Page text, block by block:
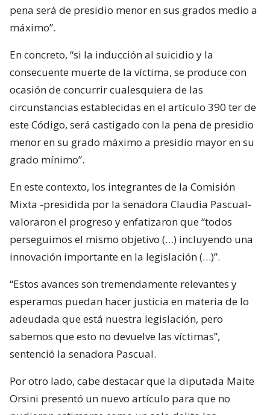
pena será de presidio menor en sus grados medio a
máximo”.
En concreto, “si la inducción al suicidio y la
consecuente muerte de la víctima, se produce con
ocasión de concurrir cualesquiera de las
circunstancias establecidas en el artículo 390 ter de
este Código, será castigado con la pena de presidio
menor en su grado máximo a presidio mayor en su
grado mínimo”.
En este contexto, los integrantes de la Comisión
Mixta -presidida por la senadora Claudia Pascual-
valoraron el progreso y enfatizaron que “todos
perseguimos el mismo objetivo (…) incluyendo una
innovación importante en la legislación (…)”.
“Estos avances son tremendamente relevantes y
esperamos puedan hacer justicia en materia de lo
adeudada que está nuestra legislación, pero
sabemos que esto no devuelve las víctimas”,
sentenció la senadora Pascual.
Por otro lado, cabe destacar que la diputada Maite
Orsini presentó un nuevo artículo para que no